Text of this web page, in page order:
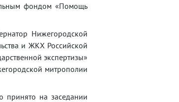
фондом «Помощь
Нижегородской
и ЖКХ Российской
экспертизы»
митрополии
на заседании